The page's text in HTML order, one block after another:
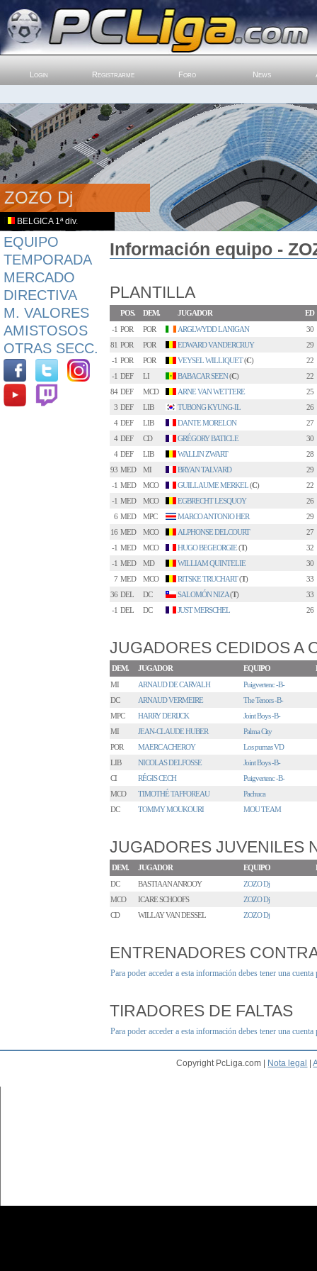
Login Registrarme Foro News
ZOZO Dj
BELGICA 1ª div.
EQUIPO
TEMPORADA
MERCADO
DIRECTIVA
M. VALORES
AMISTOSOS
OTRAS SECC.
Información equipo -
PLANTILLA
POS. DEM. JUGADOR
ED
-1 POR POR ARGLWYDD LANIGAN
30
81 POR POR EDWARD VANDERCRUY
29
-1 POR POR VEYSEL WILLIQUET(C)
22
-1 DEF LI BABACAR SEEN(C)
22
84 DEF MCD ARNE VAN WETTERE
25
3 DEF LIB TUBONG KYUNG-IL
26
4 DEF LIB DANTE MORELON
27
4 DEF CD GRÉGORY BATICLE
30
4 DEF LIB WALLIN ZWART
28
93 MED MI BRYAN TALVARD
29
-1 MED MCO GUILLAUME MERKEL(C)
22
-1 MED MCO EGBRECHT LESQUOY
26
6 MED MPC MARCO ANTONIO HER
29
16 MED MCO ALPHONSE DELCOURT
27
-1 MED MCO HUGO BEGEORGIE(T)
32
-1 MED MD WILLIAM QUINTELIE
30
7 MED MCO RITSKE TRUCHART(T)
33
36 DEL DC SALOMÓN NIZA(T)
33
-1 DEL DC JUST MERSCHEL 26
JUGADORES CEDIDOS A
DEM. JUGADOR EQUIPO
MI
ARNAUD DE CARVALH
Puigvertenc -B-
DC
ARNAUD VERMEIRE
The Tenors -B-
MPC
HARRY DERIJCK
Joint Boys -B-
MI
JEAN-CLAUDE HUBER
Palma City
POR
MAERC ACHEROY
Los pumas VD
LIB
NICOLAS DELFOSSE
Joint Boys -B-
CI
RÉGIS CECH
Puigvertenc -B-
MCO
TIMOTHÉ TAFFOREAU
Pachuca
DC
TOMMY MOUKOURI MOU TEAM
JUGADORES JUVENILES
DEM. JUGADOR EQUIPO
DC
BASTIAAN ANROOY
ZOZO Dj
MCO
ICARE SCHOOFS
ZOZO Dj
CD
WILLAY VAN DESSEL ZOZO Dj
ENTRENADORES
Para poder acceder a esta información debes tener una
TIRADORES DE FALTAS
Para poder acceder a esta información debes tener una
Copyright PcLiga.com | Nota legal |